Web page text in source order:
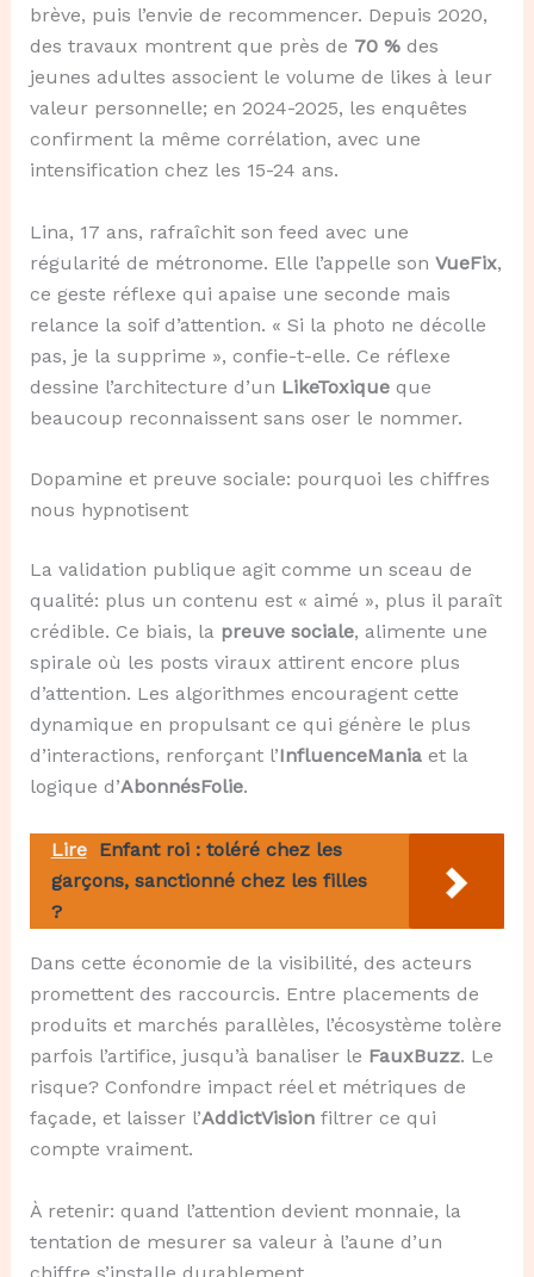
brève, puis l’envie de recommencer. Depuis 2020,
des travaux montrent que près de 70 %des
jeunes adultes associent le volume de likes à leur
valeur personnelle; en 2024-2025, les enquêtes
confirment la même corrélation, avec une
intensification chez les 15-24 ans.
Lina, 17 ans, rafraîchit son feed avec une
régularité de métronome. Elle l’appelle son VueFix,
ce geste réflexe qui apaise une seconde mais
relance la soif d’attention. « Si la photo ne décolle
pas, je la supprime », confie-t-elle. Ce réflexe
dessine l’architecture d’un LikeToxiqueque
beaucoup reconnaissent sans oser le nommer.
Dopamine et preuve sociale: pourquoi les chiffres
nous hypnotisent
La validation publique agit comme un sceau de
qualité: plus un contenu est « aimé », plus il paraît
crédible. Ce biais, la preuve sociale, alimente une
spirale où les posts viraux attirent encore plus
d’attention. Les algorithmes encouragent cette
dynamique en propulsant ce qui génère le plus
d’interactions, renforçant l’InfluenceManiaet la
logique d’AbonnésFolie.
Lire Enfant roi : toléré chez les
garçons, sanctionné chez les filles
?
Dans cette économie de la visibilité, des acteurs
promettent des raccourcis. Entre placements de
produits et marchés parallèles, l’écosystème tolère
parfois l’artifice, jusqu’à banaliser le FauxBuzz. Le
risque? Confondre impact réel et métriques de
façade, et laisser l’AddictVisionfiltrer ce qui
compte vraiment.
À retenir: quand l’attention devient monnaie, la
tentation de mesurer sa valeur à l’aune d’un
chiffre s’installe durablement.